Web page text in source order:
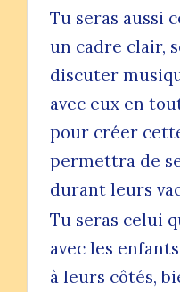
Tu seras aussi
un cadre clair,
discuter
avec eux en
pour créer
permettra de
durant leurs
Tu seras celui
avec les
à leurs côtés,